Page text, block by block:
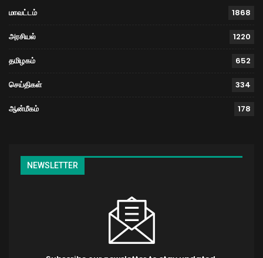
மாவட்டம் 1868
அரசியல் 1220
தமிழகம் 652
செய்திகள் 334
ஆன்மீகம் 178
NEWSLETTER